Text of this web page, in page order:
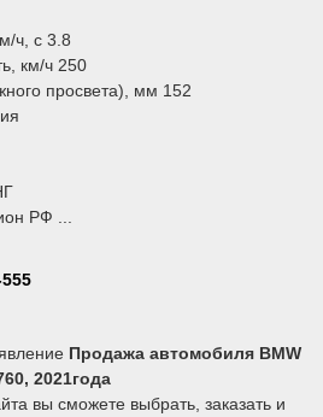
ч, с 3.8
км/ч 250
просвета), мм 152
РФ ...
Продажа автомобиля BMW
2021года
вы сможете выбрать, заказать и